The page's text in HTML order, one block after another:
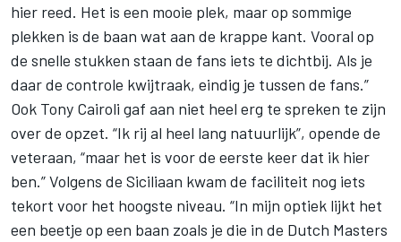
hier reed. Het is een mooie plek, maar op sommige
plekken is de baan wat aan de krappe kant. Vooral op
de snelle stukken staan de fans iets te dichtbij. Als je
daar de controle kwijtraak, eindig je tussen de fans.”
Ook Tony Cairoli gaf aan niet heel erg te spreken te zijn
over de opzet. “Ik rij al heel lang natuurlijk”, opende de
veteraan, “maar het is voor de eerste keer dat ik hier
ben.” Volgens de Siciliaan kwam de faciliteit nog iets
tekort voor het hoogste niveau. “In mijn optiek lijkt het
een beetje op een baan zoals je die in de Dutch Masters